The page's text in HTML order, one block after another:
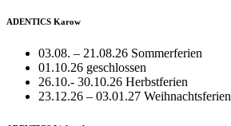
ADENTICS Karow
03.08. – 21.08.26 Sommerferien
01.10.26 geschlossen
26.10.- 30.10.26 Herbstferien
23.12.26 – 03.01.27 Weihnachtsferien